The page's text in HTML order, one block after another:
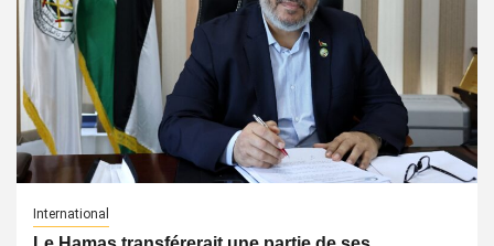
International